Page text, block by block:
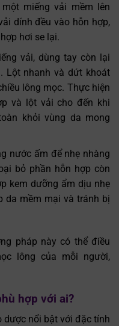
miếng vải mềm lên
dính đều vào hỗn hợp,
hơi se lại.
vải, dùng tay còn lại
Lột nhanh và dứt khoát
lông mọc. Thực hiện
và lột vải cho đến khi
khỏi vùng da mong
nước ấm để nhẹ nhàng
bỏ phần hỗn hợp còn
kem dưỡng ẩm dịu nhẹ
da mềm mại và tránh bị
pháp này có thể điều
lông của mỗi người,
hợp với ai?
dược nổi bật với đặc tính